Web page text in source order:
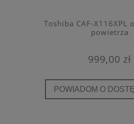
Toshiba CAF-X116XPL
powietrza
999,00 zł
POWIADOM O